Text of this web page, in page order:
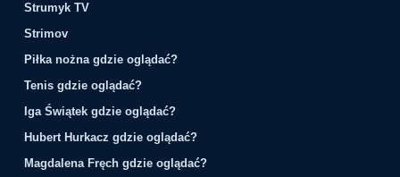
Strumyk TV
Strimov
Piłka nożna gdzie oglądać?
Tenis gdzie oglądać?
Iga Świątek gdzie oglądać?
Hubert Hurkacz gdzie oglądać?
Magdalena Fręch gdzie oglądać?